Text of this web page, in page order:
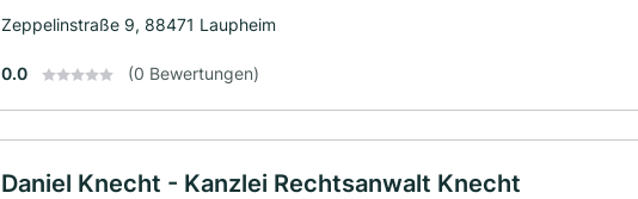
Zeppelinstraße 9, 88471 Laupheim
0.0 (0 Bewertungen)
Daniel Knecht - Kanzlei Rechtsanwalt Knecht